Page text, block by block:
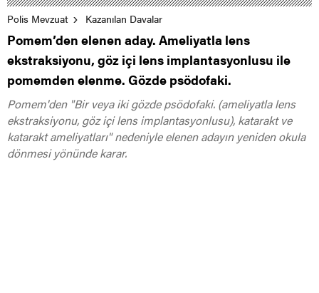
Polis Mevzuat Kazanılan Davalar
Pomem’den elenen aday. Ameliyatla lens
ekstraksiyonu, göz içi lens implantasyonlusu ile
pomemden elenme. Gözde psödofaki.
Pomem'den "Bir veya iki gözde psödofaki. (ameliyatla lens
ekstraksiyonu, göz içi lens implantasyonlusu), katarakt ve
katarakt ameliyatları" nedeniyle elenen adayın yeniden okula
dönmesi yönünde karar.